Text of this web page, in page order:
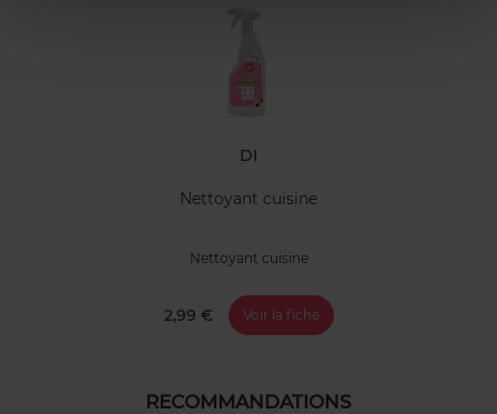
DI
Nettoyant cuisine
Nettoyant cuisine
2,99 € Voir la fiche
RECOMMANDATIONS